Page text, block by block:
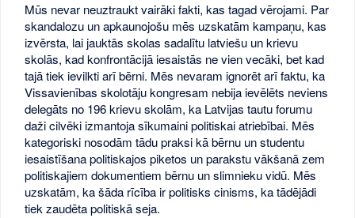
Mūs nevar neuztraukt vairāki fakti, kas tagad vērojami. Par
skandalozu un apkaunojošu mēs uzskatām kampaņu, kas
izvērsta, lai jauktās skolas sadalītu latviešu un krievu
skolās, kad konfrontācijā iesaistās ne vien vecāki, bet kad
tajā tiek ievilkti arī bērni. Mēs nevaram ignorēt arī faktu, ka
Vissavienības skolotāju kongresam nebija ievēlēts neviens
delegāts no 196 krievu skolām, ka Latvijas tautu forumu
daži cilvēki izmantoja sīkumaini politiskai atriebībai. Mēs
kategoriski nosodām tādu praksi kā bērnu un studentu
iesaistīšana politiskajos piketos un parakstu vākšanā zem
politiskajiem dokumentiem bērnu un slimnieku vidū. Mēs
uzskatām, ka šāda rīcība ir politisks cinisms, ka tādējādi
tiek zaudēta politiskā seja.